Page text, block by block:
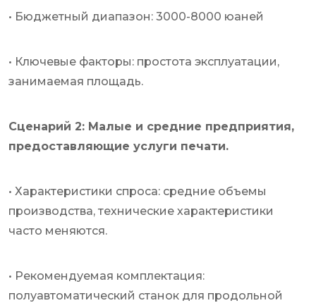
• Бюджетный диапазон: 3000-8000 юаней
• Ключевые факторы: простота эксплуатации,
занимаемая площадь.
Сценарий 2: Малые и средние предприятия,
предоставляющие услуги печати.
• Характеристики спроса: средние объемы
производства, технические характеристики
часто меняются.
• Рекомендуемая комплектация:
полуавтоматический станок для продольной